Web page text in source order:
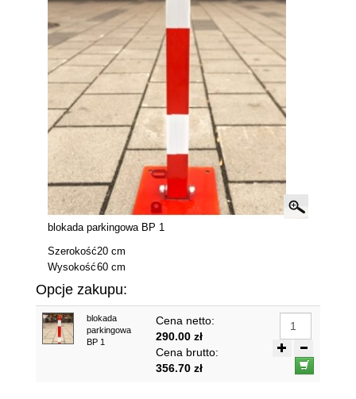
blokada parkingowa BP 1
Szerokość20 cm
Wysokość60 cm
Opcje zakupu:
blokada
parkingowa
BP 1
Cena netto:
290.00 zł
Cena brutto:
356.70 zł